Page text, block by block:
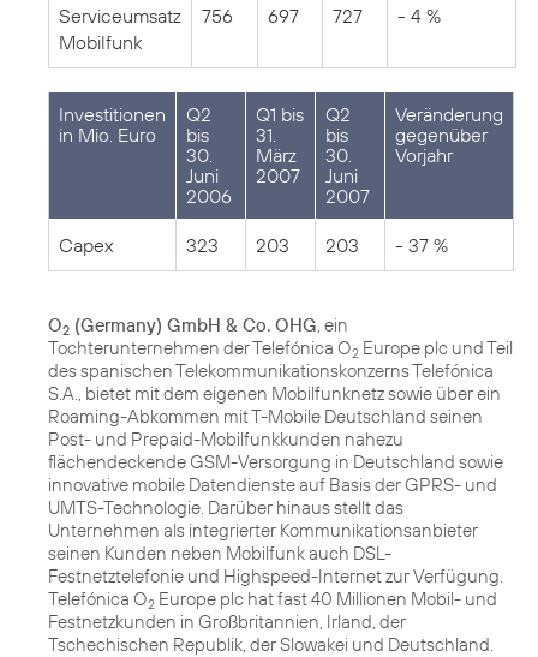
Serviceumsatz
Mobilfunk
756 697 727 - 4 %
Investitionen
in Mio. Euro
Q2
bis
30.
Juni
2006
Q1 bis
31.
März
2007
Q2
bis
30.
Juni
2007
Veränderung
gegenüber
Vorjahr
Capex 323 203 203 - 37 %
O2 (Germany) GmbH & Co. OHG, ein
Tochterunternehmen der Telefónica O2 Europe plc und Teil
des spanischen Telekommunikationskonzerns Telefónica
S.A., bietet mit dem eigenen Mobilfunknetz sowie über ein
Roaming-Abkommen mit T-Mobile Deutschland seinen
Post- und Prepaid-Mobilfunkkunden nahezu
flächendeckende GSM-Versorgung in Deutschland sowie
innovative mobile Datendienste auf Basis der GPRS- und
UMTS-Technologie. Darüber hinaus stellt das
Unternehmen als integrierter Kommunikationsanbieter
seinen Kunden neben Mobilfunk auch DSL-
Festnetztelefonie und Highspeed-Internet zur Verfügung.
Telefónica O2 Europe plc hat fast 40 Millionen Mobil- und
Festnetzkunden in Großbritannien, Irland, der
Tschechischen Republik, der Slowakei und Deutschland.